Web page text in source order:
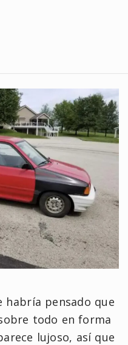
habría pensado que
todo en forma
lujoso, así que